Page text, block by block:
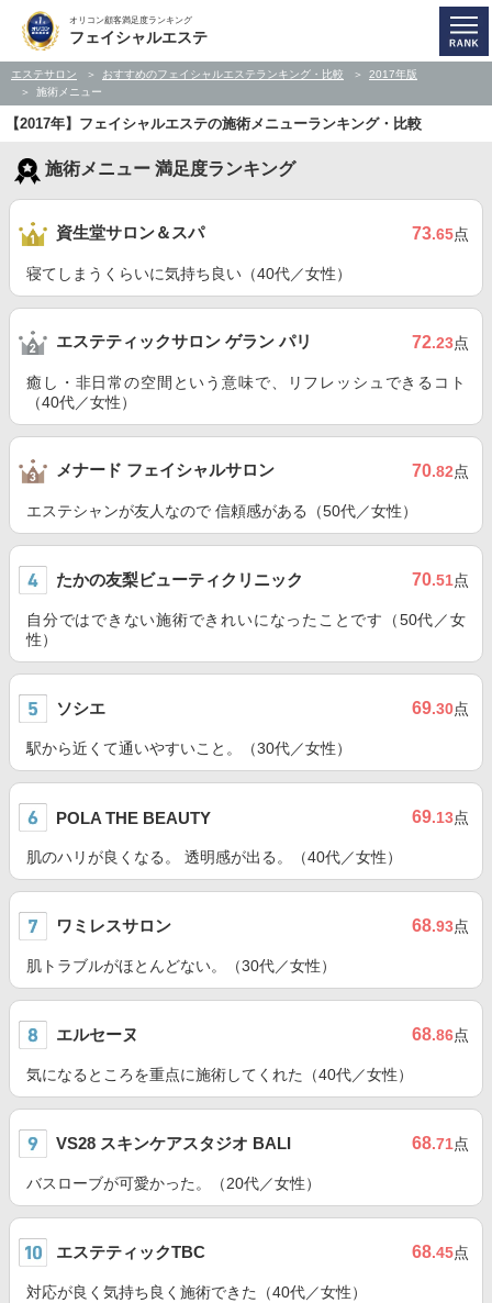
オリコン顧客満足度ランキング
フェイシャルエステ
エステサロン おすすめのフェイシャルエステランキング・比較
2017年版
施術メニュー
【2017年】フェイシャルエステの施術メニューランキング・比較
施術メニュー 満足度ランキング
資生堂サロン＆スパ 73.65点
寝てしまうくらいに気持ち良い（40代／女性）
エステティックサロン ゲラン パリ 72.23点
癒し・非日常の空間という意味で、リフレッシュできるコト
（40代／女性）
メナード フェイシャルサロン 70.82点
エステシャンが友人なので 信頼感がある（50代／女性）
たかの友梨ビューティクリニック 70.51点
自分ではできない施術できれいになったことです（50代／女
性）
ソシエ 69.30点
駅から近くて通いやすいこと。（30代／女性）
POLA THE BEAUTY 69.13点
肌のハリが良くなる。 透明感が出る。（40代／女性）
ワミレスサロン 68.93点
肌トラブルがほとんどない。（30代／女性）
エルセーヌ 68.86点
気になるところを重点に施術してくれた（40代／女性）
VS28 スキンケアスタジオ BALI 68.71点
バスローブが可愛かった。（20代／女性）
エステティックTBC 68.45点
対応が良く気持ち良く施術できた（40代／女性）